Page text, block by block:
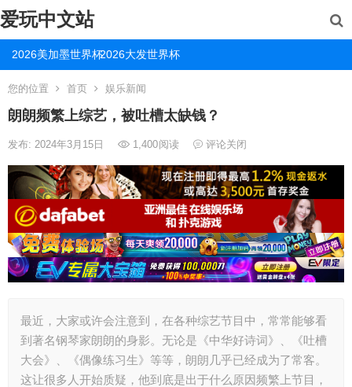
爱玩中文站
2026美加墨世界杯2026大发世界杯
您的位置 首页 娱乐新闻
朗朗频繁上综艺，被吐槽太缺钱？
发布: 2024年3月15日 1,400阅读 评论关闭
最近，大家或许会注意到，在各种综艺节目中，常常能够看
到著名钢琴家朗朗的身影。无论是《中华好诗词》、《吐槽
大会》、《偶像练习生》等等，朗朗几乎已经成为了常客。
这让很多人开始质疑，他到底是出于什么原因频繁上节目，